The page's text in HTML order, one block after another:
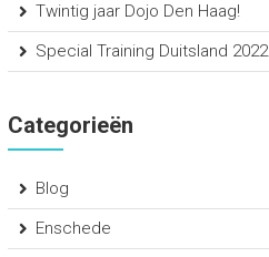
Twintig jaar Dojo Den Haag!
Special Training Duitsland 2022
Categorieën
Blog
Enschede